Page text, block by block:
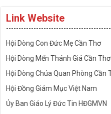
Link Website
Hội Dòng Con Đức Mẹ Cần Thơ
Hội Dòng Mến Thánh Giá Cần Thơ
Hội Dòng Chúa Quan Phòng Cần
Hội Đồng Giám Mục Việt Nam
Ủy Ban Giáo Lý Đức Tin HĐGMVN